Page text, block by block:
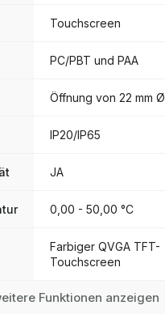
Touchscreen
PC/PBT und PAA
Öffnung von 22 mm Ø
IP20/IP65
JA
0,00 - 50,00 °C
Farbiger QVGA TFT-
Touchscreen
Funktionen anzeigen